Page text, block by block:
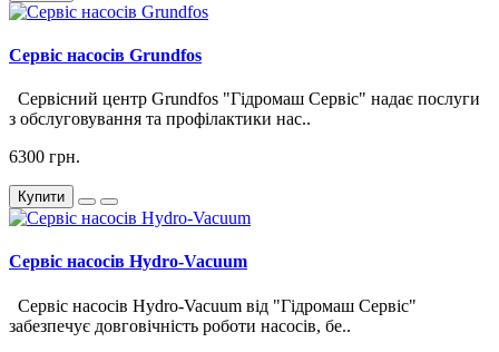
Сервіс насосів Grundfos
Сервісний центр Grundfos "Гідромаш Сервіс" надає послуги
з обслуговування та профілактики нас..
6300 грн.
Купити
Сервіс насосів Hydro-Vacuum
Сервіс насосів Hydro-Vacuum від "Гідромаш Сервіс"
забезпечує довговічність роботи насосів, бе..